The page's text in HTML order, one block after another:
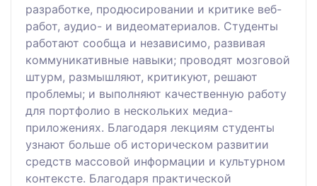
разработке, продюсировании и критике веб-
работ, аудио- и видеоматериалов. Студенты
работают сообща и независимо, развивая
коммуникативные навыки; проводят мозговой
штурм, размышляют, критикуют, решают
проблемы; и выполняют качественную работу
для портфолио в нескольких медиа-
приложениях. Благодаря лекциям студенты
узнают больше об историческом развитии
средств массовой информации и культурном
контексте. Благодаря практической